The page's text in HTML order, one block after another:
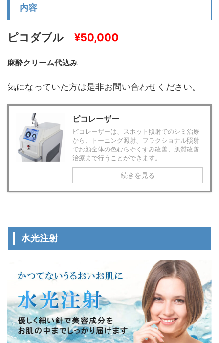
内容
ピコダブル ¥50,000
麻酔クリーム代込み
気になっていた方は是非お問い合わせください。
ピコレーザー
ピコレーザーは、スポット照射でのシミ治療
から、トーニング照射、フラクショナル照射
でお顔全体の色むらやくすみ改善、肌質改善
治療まで行うことができます。
続きを見る
水光注射